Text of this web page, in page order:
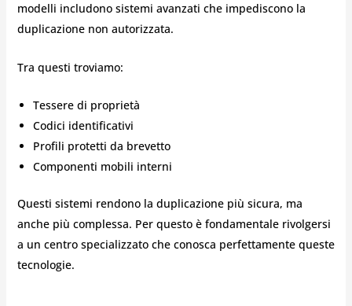
modelli includono sistemi avanzati che impediscono la
duplicazione non autorizzata.
Tra questi troviamo:
Tessere di proprietà
Codici identificativi
Profili protetti da brevetto
Componenti mobili interni
Questi sistemi rendono la duplicazione più sicura, ma
anche più complessa. Per questo è fondamentale rivolgersi
a un centro specializzato che conosca perfettamente queste
tecnologie.